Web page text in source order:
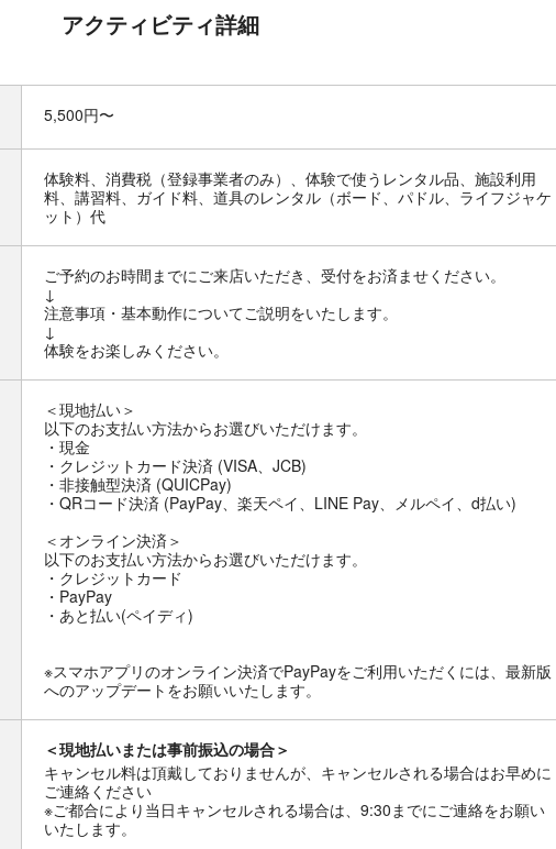
アクティビティ詳細
5,500円〜
体験料、消費税（登録事業者のみ）、体験で使うレンタル品、施設利用
料、講習料、ガイド料、道具のレンタル（ボード、パドル、ライフジャケ
ット）代
ご予約のお時間までにご来店いただき、受付をお済ませください。
↓
注意事項・基本動作についてご説明をいたします。
↓
体験をお楽しみください。
＜現地払い＞
以下のお支払い方法からお選びいただけます。
・現金
・クレジットカード決済 (VISA、JCB)
・非接触型決済 (QUICPay)
・QRコード決済 (PayPay、楽天ペイ、LINE Pay、メルペイ、d払い)
＜オンライン決済＞
以下のお支払い方法からお選びいただけます。
・クレジットカード
・PayPay
・あと払い(ペイディ)
※スマホアプリのオンライン決済でPayPayをご利用いただくには、最新版
へのアップデートをお願いいたします。
＜現地払いまたは事前振込の場合＞
キャンセル料は頂戴しておりませんが、キャンセルされる場合はお早めに
ご連絡ください
※ご都合により当日キャンセルされる場合は、9:30までにご連絡をお願い
いたします。